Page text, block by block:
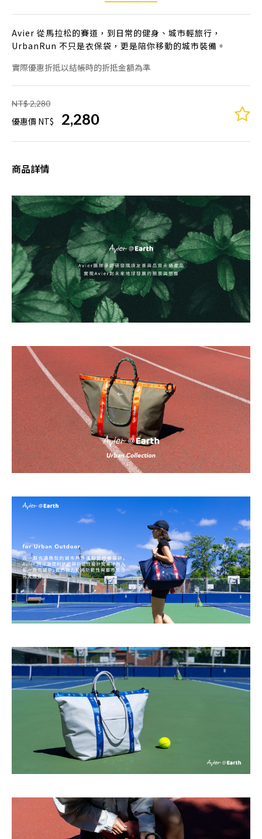
Avier 從馬拉松的賽道，到日常的健身、城市輕旅行，
UrbanRun 不只是衣保袋，更是陪你移動的城市裝備。
實際優惠折抵以結帳時的折抵金額為準
NT$ 2,280
優惠價 NT$ 2,280
商品詳情